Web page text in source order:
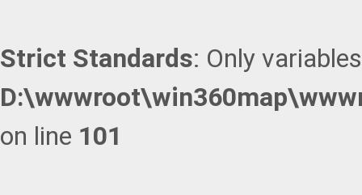
Strict Standards: Only
on line 101